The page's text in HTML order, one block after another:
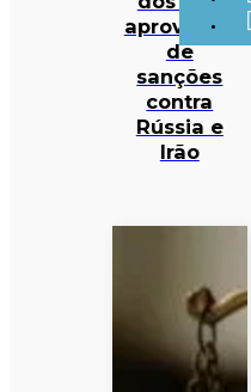
aprovação
de
sanções
contra
Rússia e
Irão